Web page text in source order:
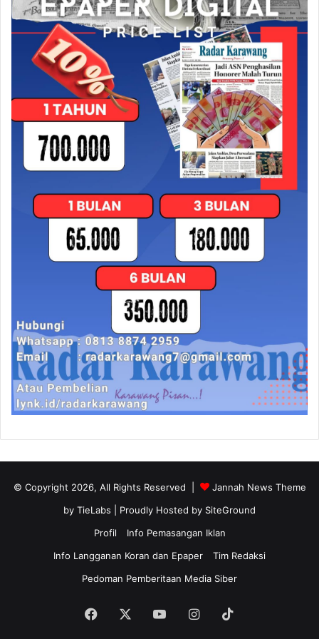
© Copyright 2026, All Rights Reserved |
Jannah News Theme
by TieLabs | Proudly Hosted by SiteGround
Profil
Info Pemasangan Iklan
Info Langganan Koran dan Epaper
Tim Redaksi
Pedoman Pemberitaan Media Siber
Facebook YouTubeInstagram